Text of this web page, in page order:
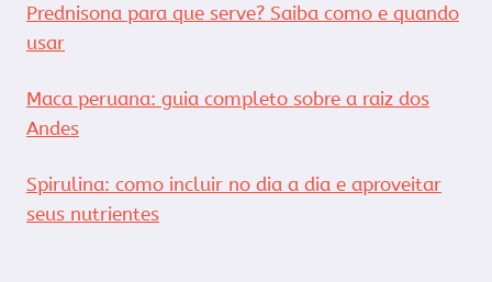
Prednisona para que serve? Saiba como e quando
usar
Maca peruana: guia completo sobre a raiz dos
Andes
Spirulina: como incluir no dia a dia e aproveitar
seus nutrientes